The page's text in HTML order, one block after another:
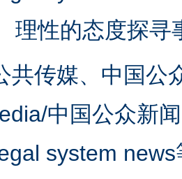
理性的态度探寻
共传媒、中国公
中国公众新
system